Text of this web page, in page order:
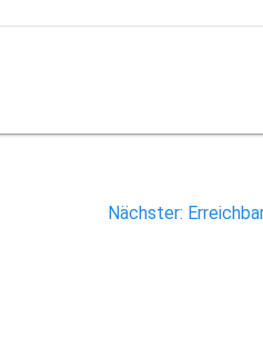
Nächster: Nächster